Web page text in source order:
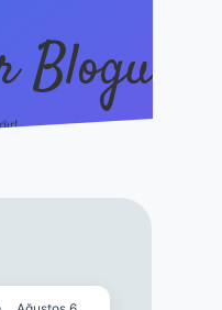
Blogu
hiltonbet güncel giriş